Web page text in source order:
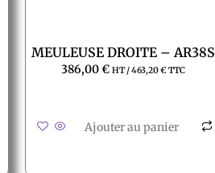
MEULEUSE DROITE – AR38S
386,00€ HT /463,20€TTC
Ajouter au panier